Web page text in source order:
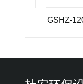
GSHZ-